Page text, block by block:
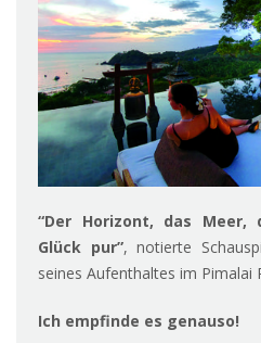
“Der Horizont, das Meer,
Glück pur”, notierte
seines Aufenthaltes im Pimalai
Ich empfinde es genauso!